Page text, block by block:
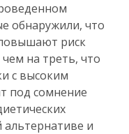
обнаружили, что
риск
на треть, что
с высоким
под сомнение
альтернативе и